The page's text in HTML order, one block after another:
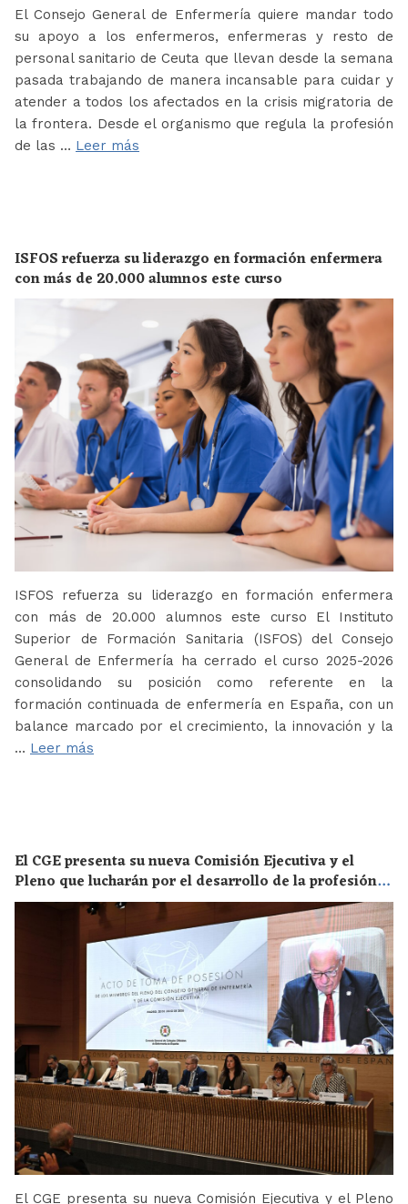
El Consejo General de Enfermería quiere mandar todo
su apoyo a los enfermeros, enfermeras y resto de
personal sanitario de Ceuta que llevan desde la semana
pasada trabajando de manera incansable para cuidar y
atender a todos los afectados en la crisis migratoria de
la frontera. Desde el organismo que regula la profesión
de las … Leer más
ISFOS refuerza su liderazgo en formación enfermera
con más de 20.000 alumnos este curso
ISFOS refuerza su liderazgo en formación enfermera
con más de 20.000 alumnos este curso El Instituto
Superior de Formación Sanitaria (ISFOS) del Consejo
General de Enfermería ha cerrado el curso 2025-2026
consolidando su posición como referente en la
formación continuada de enfermería en España, con un
balance marcado por el crecimiento, la innovación y la
… Leer más
El CGE presenta su nueva Comisión Ejecutiva y el
Pleno que lucharán por el desarrollo de la profesión
en los próximos años
El CGE presenta su nueva Comisión Ejecutiva y el Pleno